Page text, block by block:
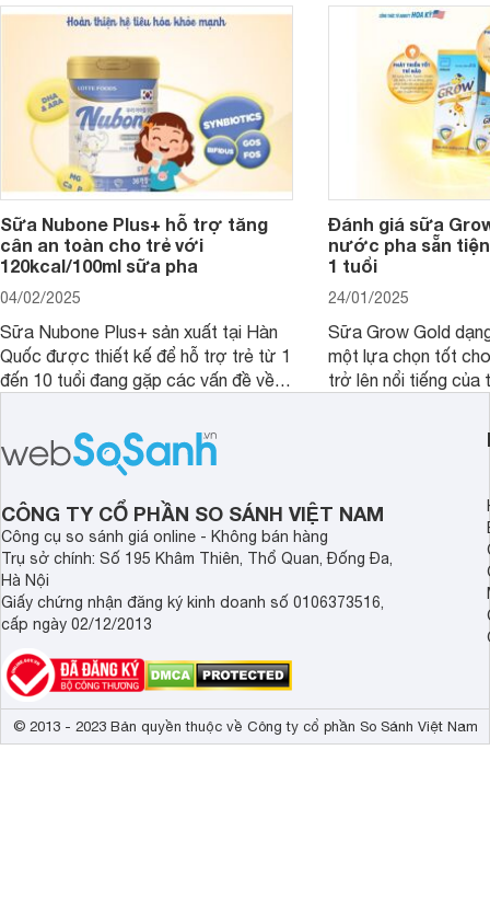
người lớn, giúp giải quyết tình trạng rối
loạn tiêu hóa, hấp thu dễ dàng hơn.
dưỡng toàn diện
Sữa Nubone Plus+ hỗ trợ tăng
cân an toàn cho trẻ với
120kcal/100ml sữa pha
04/02/2025
Sữa Nubone Plus+ sản xuất tại Hàn
Quốc được thiết kế để hỗ trợ trẻ từ 1
đến 10 tuổi đang gặp các vấn đề về
dinh dưỡng. Sản phẩm đến từ thương
hiệu Lotte đứng số 1 Hàn Quốc, với
mức giá thành ổn phù hợp với người
dùng Việt.
Đánh giá sữa
nước pha sẵn
1 tuổi
24/01/2025
Sữa Grow Gold
một lựa chọn tốt
trở lên nổi tiếng của
Malaysia. Với thành
đầy đủ và hương vị
thể chất mà còn hỗ
giác.
CÔNG TY CỔ PHẦN SO SÁNH VIỆT NAM
Công cụ so sánh giá online - Không bán hàng
Trụ sở chính: Số 195 Khâm Thiên, Thổ Quan, Đống Đa,
Hà Nội
Giấy chứng nhận đăng ký kinh doanh số 0106373516,
cấp ngày 02/12/2013
© 2013 - 2023 Bản quyền thuộc về Công ty cổ phần So Sánh Việt Nam